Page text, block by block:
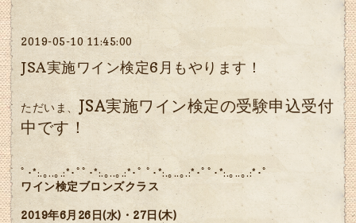
2019-05-10 11:45:00
JSA実施ワイン検定6月もやります！
ただいま、JSA実施ワイン検定の受験申込受付
中です！
ﾟ･*:.｡..｡.:*･ﾟﾟ･*:.｡..｡.:*･ﾟ ﾟ･*:.｡..｡.:*･ﾟﾟ･*:.｡..｡.:*･ﾟ
ワイン検定ブロンズクラス
2019年6月26日(水)・27日(木)